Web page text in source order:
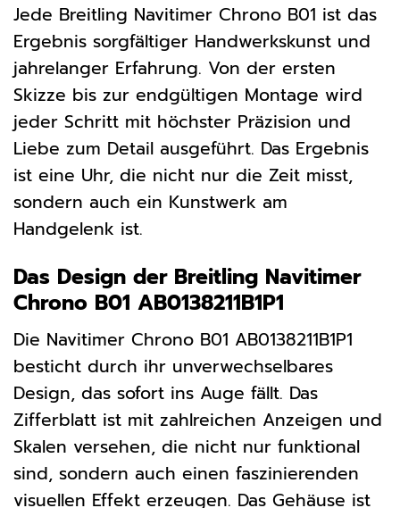
Jede Breitling Navitimer Chrono B01 ist das
Ergebnis sorgfältiger Handwerkskunst und
jahrelanger Erfahrung. Von der ersten
Skizze bis zur endgültigen Montage wird
jeder Schritt mit höchster Präzision und
Liebe zum Detail ausgeführt. Das Ergebnis
ist eine Uhr, die nicht nur die Zeit misst,
sondern auch ein Kunstwerk am
Handgelenk ist.
Das Design der Breitling Navitimer
Chrono B01 AB0138211B1P1
Die Navitimer Chrono B01 AB0138211B1P1
besticht durch ihr unverwechselbares
Design, das sofort ins Auge fällt. Das
Zifferblatt ist mit zahlreichen Anzeigen und
Skalen versehen, die nicht nur funktional
sind, sondern auch einen faszinierenden
visuellen Effekt erzeugen. Das Gehäuse ist